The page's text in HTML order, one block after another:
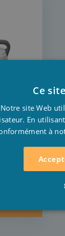
Ce
Notre site Web
En
à